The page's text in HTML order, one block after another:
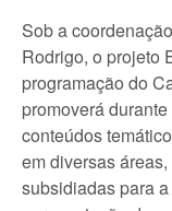
Sob a
Rodrigo, o projeto
programação do
promoverá
conteúdos
em diversas
subsidiadas para